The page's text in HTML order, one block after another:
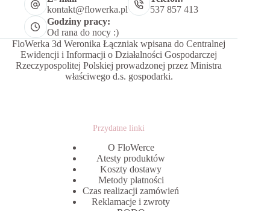
kontakt@flowerka.pl
537 857 413
Godziny pracy:
Od rana do nocy :)
FloWerka 3d Weronika Łączniak wpisana do Centralnej
Ewidencji i Informacji o Działalności Gospodarczej
Rzeczypospolitej Polskiej prowadzonej przez Ministra
właściwego d.s. gospodarki.
Przydatne linki
O FloWerce
Atesty produktów
Koszty dostawy
Metody płatności
Czas realizacji zamówień
Reklamacje i zwroty